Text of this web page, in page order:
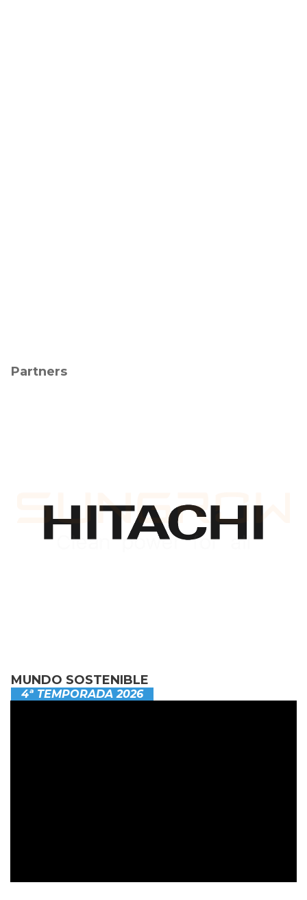
Partners
MUNDO SOSTENIBLE
4ª TEMPORADA 2026